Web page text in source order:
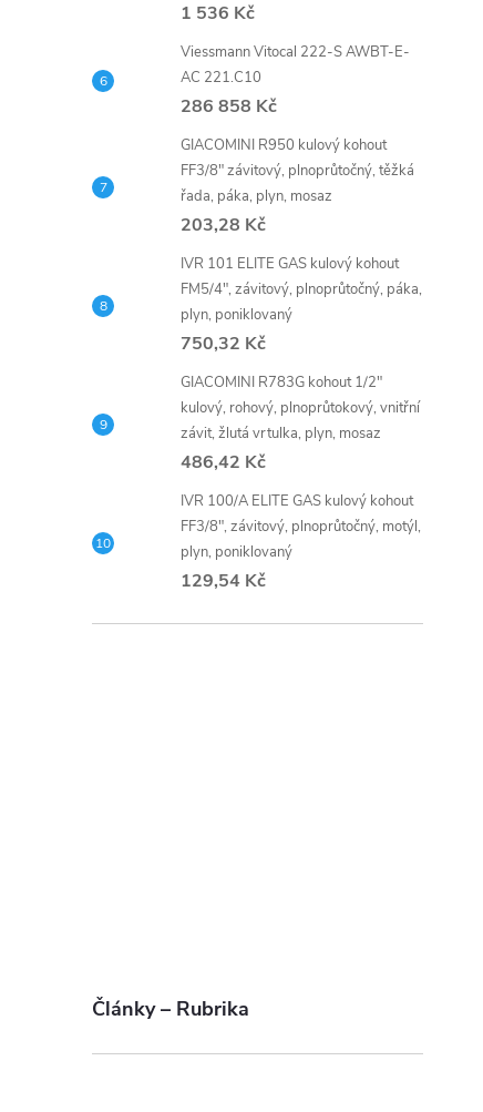
1 536 Kč
Viessmann Vitocal 222-S AWBT-E-
AC 221.C10
286 858 Kč
GIACOMINI R950 kulový kohout
FF3/8" závitový, plnoprůtočný, těžká
řada, páka, plyn, mosaz
203,28 Kč
IVR 101 ELITE GAS kulový kohout
FM5/4", závitový, plnoprůtočný, páka,
plyn, poniklovaný
750,32 Kč
GIACOMINI R783G kohout 1/2"
kulový, rohový, plnoprůtokový, vnitřní
závit, žlutá vrtulka, plyn, mosaz
486,42 Kč
IVR 100/A ELITE GAS kulový kohout
FF3/8", závitový, plnoprůtočný, motýl,
plyn, poniklovaný
129,54 Kč
Články – Rubrika